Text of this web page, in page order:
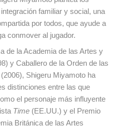
familiar y social, una
por todos, que ayude a
conmover al jugador.
de la Academia de las Artes y
y Caballero de la Orden de las
Shigeru Miyamoto ha
distinciones entre las que
el personaje más influyente
Time (EE.UU.) y el Premio
Británica de las Artes